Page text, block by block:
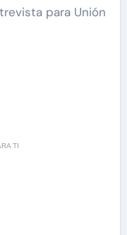
para Unión
TI